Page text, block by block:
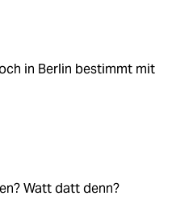
in Berlin bestimmt mit
Watt datt denn?